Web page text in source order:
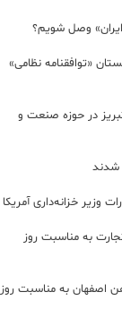
وصل شویم؟
«توافقنامه نظامی»
در حوزه صنعت و
شدند
وزیر خزانه‌داری آمریکا
به مناسبت روز
اصفهان به مناسبت روز